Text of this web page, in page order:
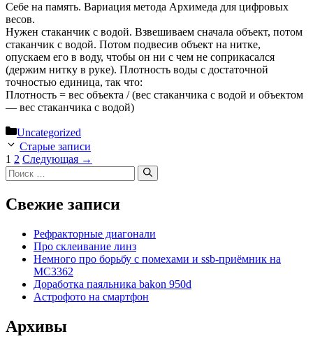
Себе на память. Вариация метода Архимеда для цифровых
весов.
Нужен стаканчик с водой. Взвешиваем сначала объект, потом
стаканчик с водой. Потом подвесив объект на нитке,
опускаем его в воду, чтобы он ни с чем не соприкасался
(держим нитку в руке). Плотность воды с достаточной
точностью единица, так что:
Плотность = вес объекта / (вес стаканчика с водой и объектом
— вес стаканчика с водой)
Рубрики
Uncategorized
Старые записи
Страница
1 Страница
2 Следующая →
Поиск:
Свежие записи
Рефракторные диагонали
Про склеивание линз
Немного про борьбу с помехами и ssb-приёмник на
MC3362
Доработка паяльника bakon 950d
Астрофото на смартфон
Архивы